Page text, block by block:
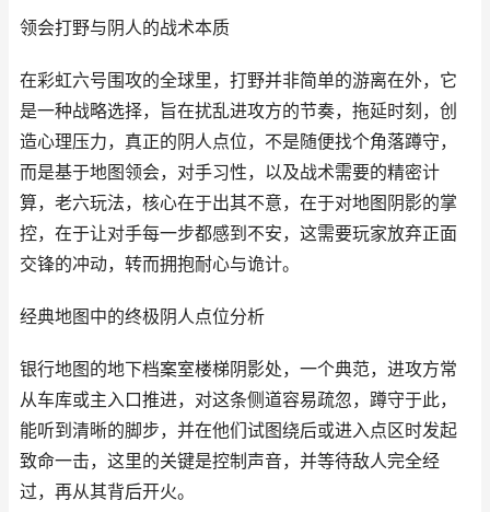
领会打野与阴人的战术本质
在彩虹六号围攻的全球里，打野并非简单的游离在外，它
是一种战略选择，旨在扰乱进攻方的节奏，拖延时刻，创
造心理压力，真正的阴人点位，不是随便找个角落蹲守，
而是基于地图领会，对手习性，以及战术需要的精密计
算，老六玩法，核心在于出其不意，在于对地图阴影的掌
控，在于让对手每一步都感到不安，这需要玩家放弃正面
交锋的冲动，转而拥抱耐心与诡计。
经典地图中的终极阴人点位分析
银行地图的地下档案室楼梯阴影处，一个典范，进攻方常
从车库或主入口推进，对这条侧道容易疏忽，蹲守于此，
能听到清晰的脚步，并在他们试图绕后或进入点区时发起
致命一击，这里的关键是控制声音，并等待敌人完全经
过，再从其背后开火。